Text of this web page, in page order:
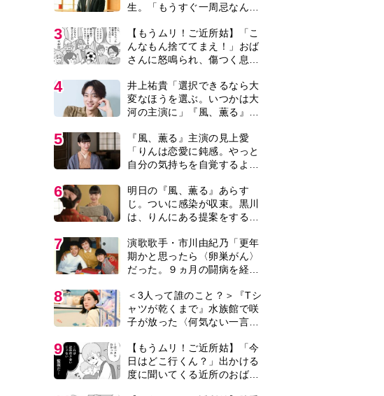
生。「もうすぐ一周忌なんで
レあり＞
3
【もうムリ！ご近所姑】「こ
んなもん捨ててまえ！」おば
さんに怒鳴られ、傷つく息
【第3話】
4
井上祐貴「選択できるなら大
変なほうを選ぶ。いつかは大
河の主演に」『風、薫る』で
5
『風、薫る』主演の見上愛
「りんは恋愛に鈍感。やっと
自分の気持ちを自覚するよう
6
明日の『風、薫る』あらす
じ。ついに感染が収束。黒川
は、りんにある提案をする＜
7
演歌歌手・市川由紀乃「更年
期かと思ったら〈卵巣がん〉
だった。９ヵ月の闘病を経て
紙を今も支えに」【2026上半
期BEST】
8
＜3人って誰のこと？＞『Tシ
ャツが乾くまで』水族館で咲
子が放った〈何気ない一言〉
線？」「子どもの話だと…」
9
【もうムリ！ご近所姑】「今
日はどこ行くん？」出かける
度に聞いてくる近所のおばさ